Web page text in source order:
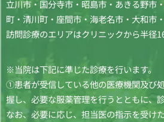
立川市・国分寺市・昭島市・あきる野市
町・清川町・座間市・海老名市・大和市
訪問診療のエリアはクリニックから半径
※当院は下記に準じた診療を行います。
①患者が受信している他の医療機関及び
握し、必要な服薬管理を行うとともに、
なお、必要に応じ、担当医の指示を受け